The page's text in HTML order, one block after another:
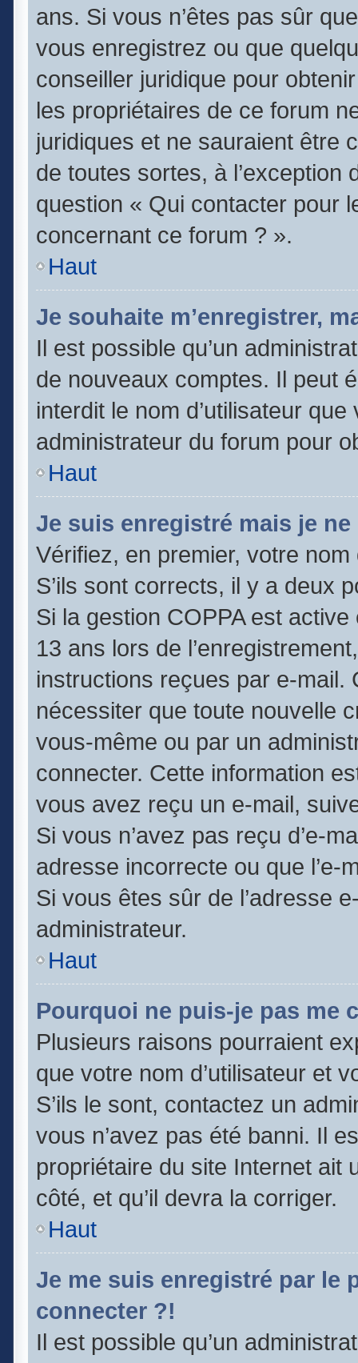
ans. Si vous n’êtes pas sûr
vous enregistrez ou que
conseiller juridique pour
les propriétaires de ce forum
juridiques et ne sauraient être
de toutes sortes, à l’exception
question « Qui contacter pour
concernant ce forum ? ».
Haut
Je souhaite m’enregistrer,
Il est possible qu’un
de nouveaux comptes. Il peut
interdit le nom d’utilisateur
administrateur du forum pour
Haut
Je suis enregistré mais je
Vérifiez, en premier, votre
S’ils sont corrects, il y a deux
Si la gestion COPPA est
13 ans lors de
instructions reçues par e-mail.
nécessiter que toute nouvelle
vous-même ou par un
connecter. Cette information
vous avez reçu un e-mail,
Si vous n’avez pas reçu d’e-
adresse incorrecte ou que l’e-
Si vous êtes sûr de l’adresse
administrateur.
Haut
Pourquoi ne puis-je pas me
Plusieurs raisons pourraient
que votre nom d’utilisateur et
S’ils le sont, contactez un
vous n’avez pas été banni. Il
propriétaire du site Internet ait
côté, et qu’il devra la corriger.
Haut
Je me suis enregistré par le
connecter ?!
Il est possible qu’un